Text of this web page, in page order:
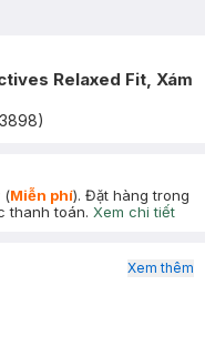
Relaxed Fit, Xám
)
(Miễn phí). Đặt hàng trong
thanh toán. Xem chi tiết
Xem thêm